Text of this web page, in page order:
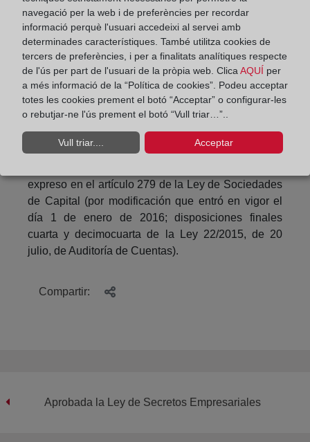
materia de expertos y auditores de 3 de enero, 6 de
junio y 22 de agosto de 2011, 17 de enero, 27 de
marzo y 30 de agosto de 2012, 4 y 25 de julio y 29
de octubre de 2013, 13 de mayo y 17 de junio de
2014 y 14 de mayo y 27 de julio de 2015, entre
otras muchas), resulta que inscrito el nombramiento
de auditor el depósito de las cuentas sólo puede
llevarse a cabo si vienen acompañadas del
oportuno informe de verificación.
expreso en el artículo 279 de la Ley de Sociedades
de Capital (por modificación que entró en vigor el
día 1 de enero de 2016; disposiciones finales
cuarta y decimocuarta de la Ley 22/2015, de 20
julio, de Auditoría de Cuentas).
Compartir:
Aprobada la Ley de Secretos Empresariales
navegació per la web i de preferències per recordar
informació perquè l'usuari accedeixi al servei amb
determinades característiques. També utilitza cookies de
tercers de preferències, i per a finalitats analítiques respecte
de l'ús per part de l'usuari de la pròpia web. ClicaAQUÍ per
a més informació de la “Política de cookies”. Podeu acceptar
totes les cookies prement el botó “Acceptar” o configurar-les
o rebutjar-ne l'ús prement el botó “Vull triar…”..
Vull triar.... Acceptar